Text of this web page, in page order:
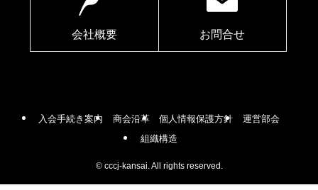
会社概要 お問合せ
入会手続き案内 商会沿革 個人情報保護方針
運営部会
組織構造
©cccj-kansai. All rights reserved.